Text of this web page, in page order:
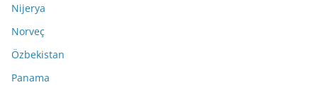
Nijerya
Norveç
Özbekistan
Panama